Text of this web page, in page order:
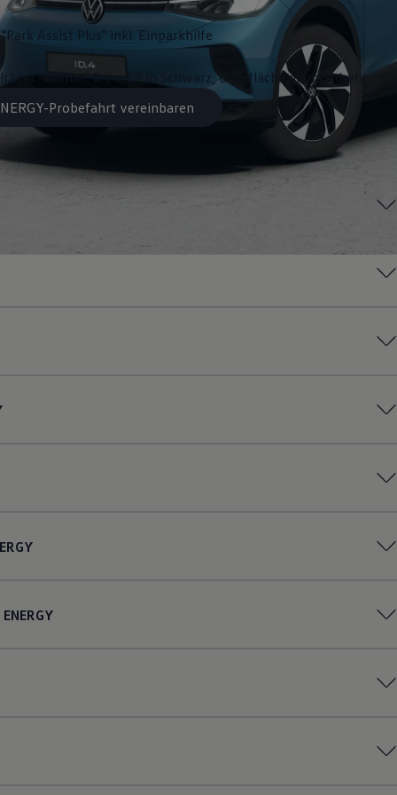
Assist Plus" inkl. Einparkhilfe
"Hamar" 8 J x 19 in Schwarz, Oberfläche glanzgedreht
Probefahrt vereinbaren
ENERGY